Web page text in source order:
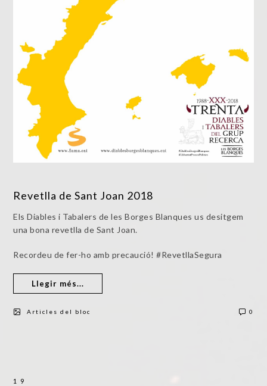
Revetlla de Sant Joan 2018
Els Diables i Tabalers de les Borges Blanques us desitgem
una bona revetlla de Sant Joan.
Recordeu de fer-ho amb precaució! #RevetllaSegura
Llegir més...
Articles del bloc 0
19